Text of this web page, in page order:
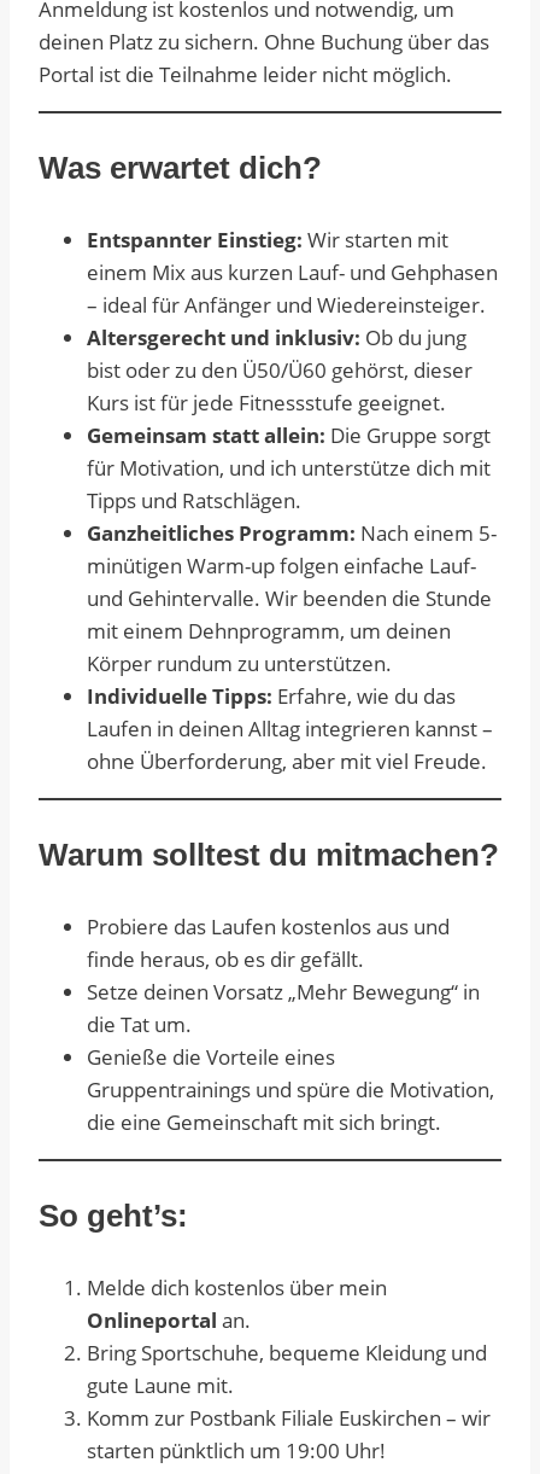
Anmeldung ist kostenlos und notwendig, um
deinen Platz zu sichern. Ohne Buchung über das
Portal ist die Teilnahme leider nicht möglich.
Was erwartet dich?
Entspannter Einstieg: Wir starten mit
einem Mix aus kurzen Lauf- und Gehphasen
– ideal für Anfänger und Wiedereinsteiger.
Altersgerecht und inklusiv: Ob du jung
bist oder zu den Ü50/Ü60 gehörst, dieser
Kurs ist für jede Fitnessstufe geeignet.
Gemeinsam statt allein: Die Gruppe sorgt
für Motivation, und ich unterstütze dich mit
Tipps und Ratschlägen.
Ganzheitliches Programm: Nach einem 5-
minütigen Warm-up folgen einfache Lauf-
und Gehintervalle. Wir beenden die Stunde
mit einem Dehnprogramm, um deinen
Körper rundum zu unterstützen.
Individuelle Tipps: Erfahre, wie du das
Laufen in deinen Alltag integrieren kannst –
ohne Überforderung, aber mit viel Freude.
Warum solltest du mitmachen?
Probiere das Laufen kostenlos aus und
finde heraus, ob es dir gefällt.
Setze deinen Vorsatz „Mehr Bewegung“ in
die Tat um.
Genieße die Vorteile eines
Gruppentrainings und spüre die Motivation,
die eine Gemeinschaft mit sich bringt.
So geht’s:
Melde dich kostenlos über mein
Onlineportal an.
Bring Sportschuhe, bequeme Kleidung und
gute Laune mit.
Komm zur Postbank Filiale Euskirchen – wir
starten pünktlich um 19:00 Uhr!